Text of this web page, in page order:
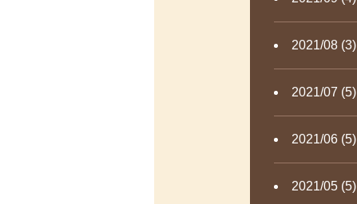
2021/08 (3)
2021/07 (5)
2021/06 (5)
2021/05 (5)